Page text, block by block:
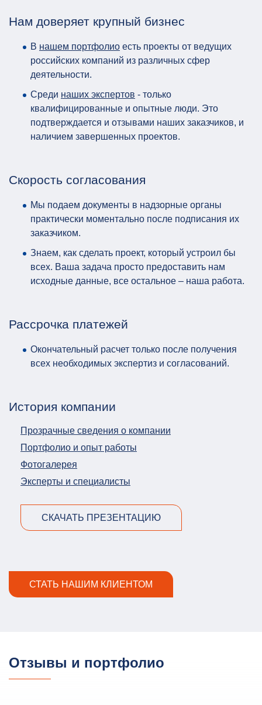
Нам доверяет крупный бизнес
В нашем портфолио есть проекты от ведущих
российских компаний из различных сфер
деятельности.
Среди наших экспертов - только
квалифицированные и опытные люди. Это
подтверждается и отзывами наших заказчиков, и
наличием завершенных проектов.
Скорость согласования
Мы подаем документы в надзорные органы
практически моментально после подписания их
заказчиком.
Знаем, как сделать проект, который устроил бы
всех. Ваша задача просто предоставить нам
исходные данные, все остальное – наша работа.
Рассрочка платежей
Окончательный расчет только после получения
всех необходимых экспертиз и согласований.
История компании
Прозрачные сведения о компании
Портфолио и опыт работы
Фотогалерея
Эксперты и специалисты
СКАЧАТЬ ПРЕЗЕНТАЦИЮ
СТАТЬ НАШИМ КЛИЕНТОМ
Отзывы и портфолио